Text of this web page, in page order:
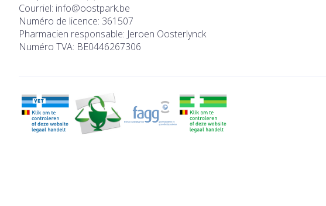
Courriel: info@oostpark.be
Numéro de licence: 361507
Pharmacien responsable: Jeroen Oosterlynck
Numéro TVA: BE0446267306